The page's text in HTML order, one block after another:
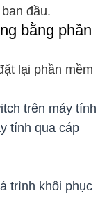
đầu.
bằng phần
lại phần mềm
trên máy tính
tính qua cáp
trình khôi phục